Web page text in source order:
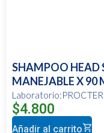
SHAMPOO HEAD
MANEJABLE X 90
$4.800
Añadir al carrito